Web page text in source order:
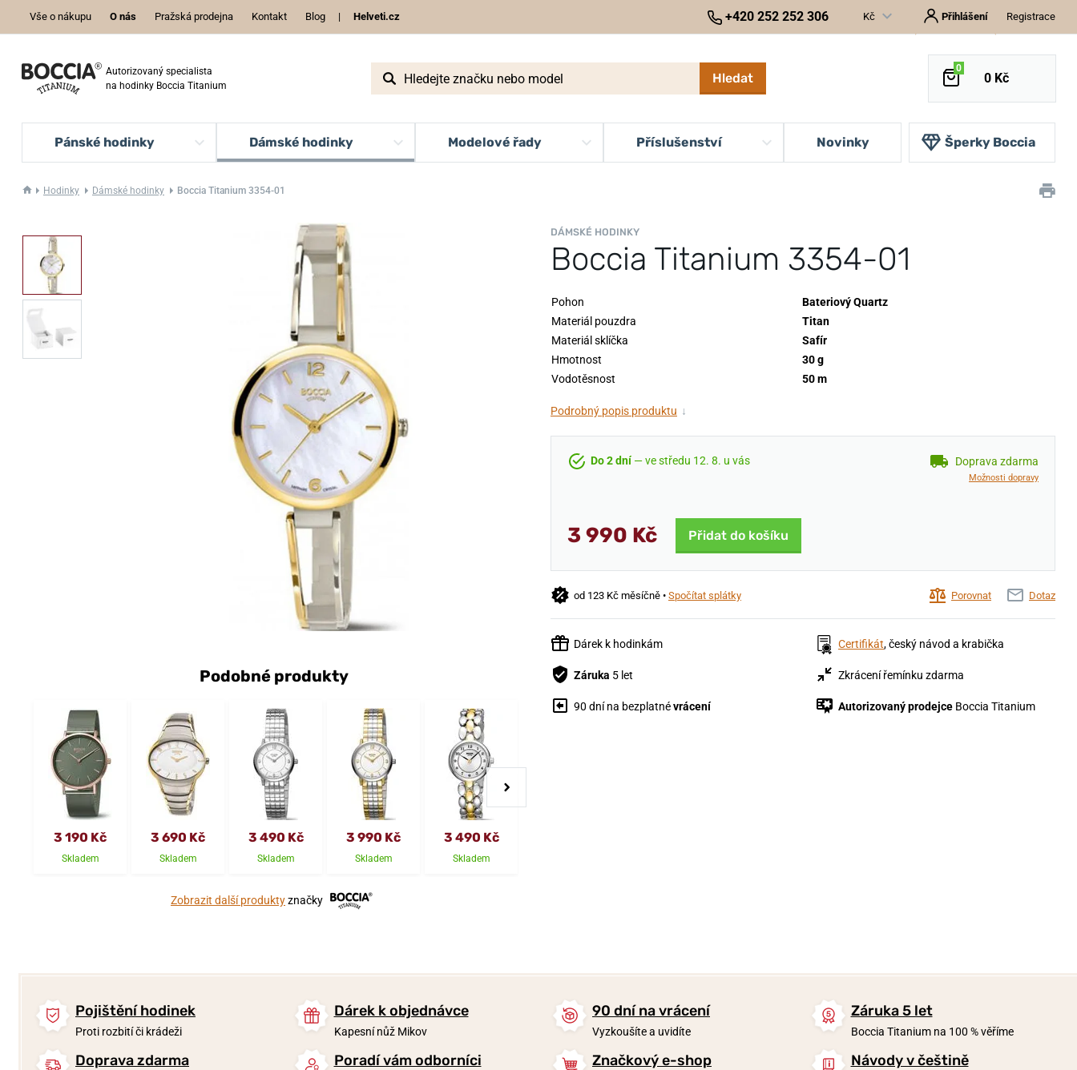
Vše o nákupu O nás Pražská prodejna Kontakt Blog | Helveti.cz +420 252 252 306 Kč Přihlášení Registrace
Autorizovaný specialista
na hodinky Boccia Titanium
Hledat
0
0 Kč
Pánské hodinky Dámské hodinky Modelové řady Příslušenství Novinky Šperky Boccia
Hodinky Dámské hodinky Boccia Titanium 3354-01
DÁMSKÉ HODINKY
Boccia Titanium 3354-01
Pohon
Bateriový Quartz
Materiál pouzdra
Titan
Materiál sklíčka
Safír
Hmotnost
30 g
Vodotěsnost
50 m
Podrobný popis produktu ↓
Do 2 dní— ve středu 12. 8. u vás Doprava zdarma
Možnosti dopravy
3 990 Kč Přidat do košíku
od 123 Kč měsíčně • Spočítat splátky Porovnat Dotaz
Dárek k hodinkám Certifikát, český návod a krabička
Záruka 5 let Zkrácení řemínku zdarma
90 dní na bezplatnévrácení Autorizovaný prodejce Boccia Titanium
Podobné produkty
3 190 Kč
Skladem
3 690 Kč
Skladem
3 490 Kč
Skladem
3 990 Kč
Skladem
3 490 Kč
Skladem
Zobrazit další produktyznačky
Pojištění hodinek
Proti rozbití či krádeži
Dárek k objednávce
Kapesní nůž Mikov
90 dní na vrácení
Vyzkoušíte a uvidíte
Záruka 5 let
Boccia Titanium na 100 % věříme
Doprava zdarma Poradí vám odborníci Značkový e-shop Návody v češtině